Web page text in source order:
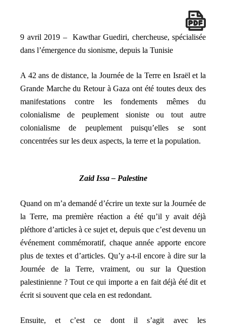
9 avril 2019 – Kawthar Guediri, chercheuse, spécialisée
dans l’émergence du sionisme, depuis la Tunisie
A 42 ans de distance, la Journée de la Terre en Israël et la
Grande Marche du Retour à Gaza ont été toutes deux des
manifestations contre les fondements mêmes du
colonialisme de peuplement sioniste ou tout autre
colonialisme de peuplement puisqu’elles se sont
concentrées sur les deux aspects, la terre et la population.
Zaid Issa – Palestine
Quand on m’a demandé d’écrire un texte sur la Journée de
la Terre, ma première réaction a été qu’il y avait déjà
pléthore d’articles à ce sujet et, depuis que c’est devenu un
événement commémoratif, chaque année apporte encore
plus de textes et d’articles. Qu’y a-t-il encore à dire sur la
Journée de la Terre, vraiment, ou sur la Question
palestinienne ? Tout ce qui importe a en fait déjà été dit et
écrit si souvent que cela en est redondant.
Ensuite, et c’est ce dont il s’agit avec les